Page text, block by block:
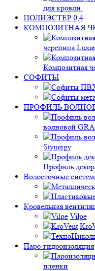
для кровли.
ПОЛИЭСТЕР 0,4
КОМПОЗИТНАЯ
черепица
Композитная
СОФИТЫ
ПРОФИЛЬ
волновой
Stynergy
Профиль
Водосточные
Кровельная
Vilpe
Паро-гидроизоляция
пленки